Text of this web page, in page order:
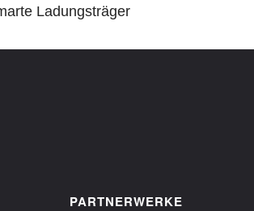
Ladungsträger
PARTNERWERKE